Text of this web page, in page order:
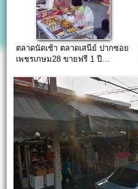
ตลาดนัดเช้า ตลาดเสนีย์ ปากซอย
เพชรเกษม28 ขายฟรี 1 ปี…